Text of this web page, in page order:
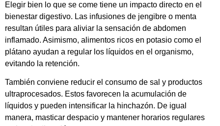
Elegir bien lo que se come tiene un impacto directo en el
bienestar digestivo. Las infusiones de jengibre o menta
resultan útiles para aliviar la sensación de abdomen
inflamado. Asimismo, alimentos ricos en potasio como el
plátano ayudan a regular los líquidos en el organismo,
evitando la retención.
También conviene reducir el consumo de sal y productos
ultraprocesados. Estos favorecen la acumulación de
líquidos y pueden intensificar la hinchazón. De igual
manera, masticar despacio y mantener horarios regulares